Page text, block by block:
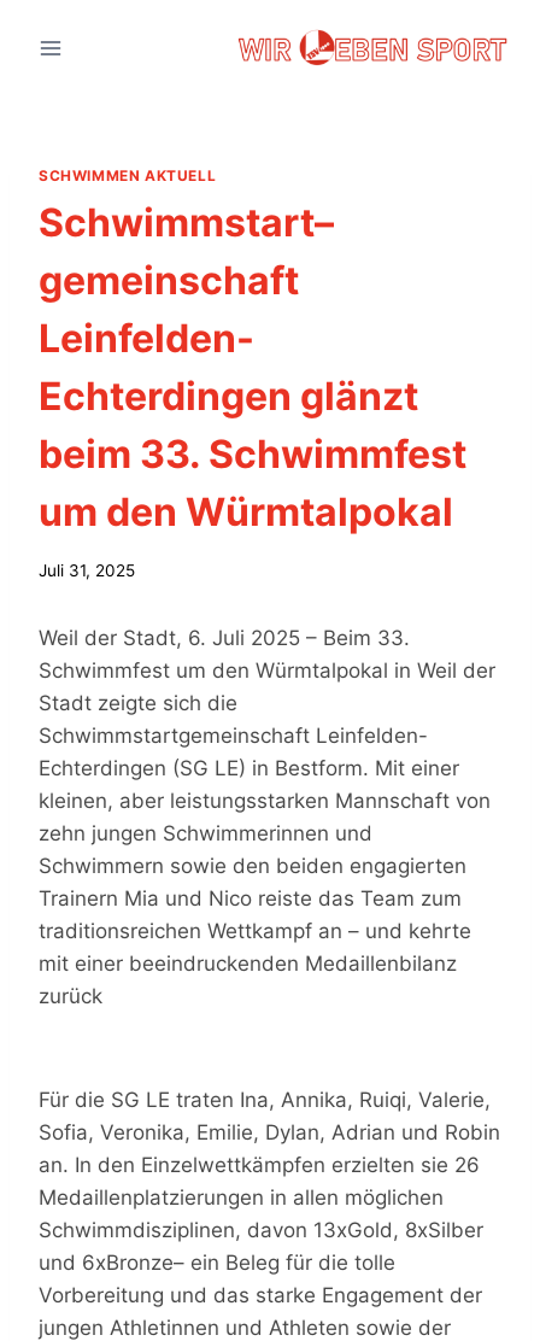
Inhalt
SCHWIMMEN AKTUELL
Schwimmstart–
gemeinschaft
Leinfelden-
Echterdingen glänzt
beim 33. Schwimmfest
um den Würmtalpokal
Juli 31, 2025
Weil der Stadt, 6. Juli 2025 – Beim 33.
Schwimmfest um den Würmtalpokal in Weil der
Stadt zeigte sich die
Schwimmstartgemeinschaft Leinfelden-
Echterdingen (SG LE) in Bestform. Mit einer
kleinen, aber leistungsstarken Mannschaft von
zehn jungen Schwimmerinnen und
Schwimmern sowie den beiden engagierten
Trainern Mia und Nico reiste das Team zum
traditionsreichen Wettkampf an – und kehrte
mit einer beeindruckenden Medaillenbilanz
zurück
Für die SG LE traten Ina, Annika, Ruiqi, Valerie,
Sofia, Veronika, Emilie, Dylan, Adrian und Robin
an. In den Einzelwettkämpfen erzielten sie 26
Medaillenplatzierungen in allen möglichen
Schwimmdisziplinen, davon 13xGold, 8xSilber
und 6xBronze– ein Beleg für die tolle
Vorbereitung und das starke Engagement der
jungen Athletinnen und Athleten sowie der